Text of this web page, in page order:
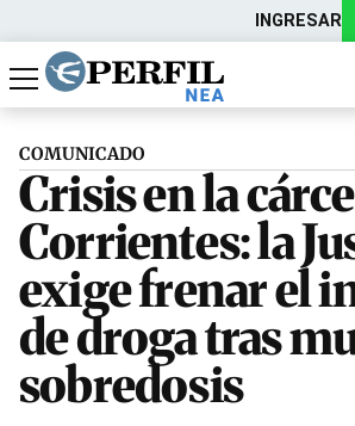
INGRESAR
Política
Economía
Actualidad
COMUNICADO
Crisis en la
Corrientes: la
exige frenar el
de droga tras
sobredosis